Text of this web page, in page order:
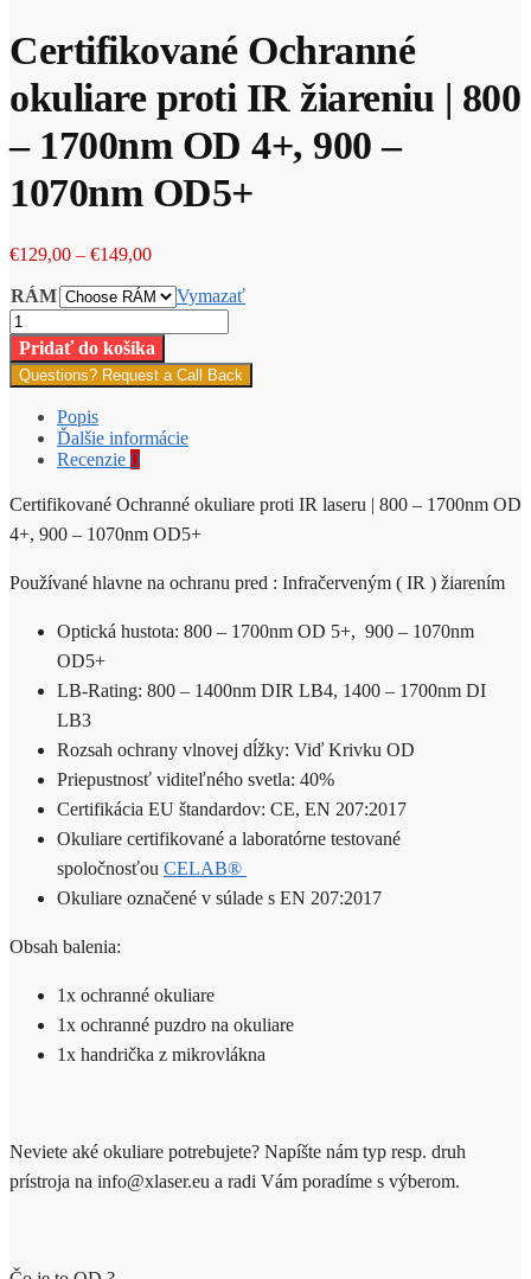
through
Certifikované Ochranné
okuliare proti IR žiareniu | 800
– 1700nm OD 4+, 900 –
1070nm OD5+
€129,00 – €149,00Price
€129,00
through
€149,00
RÁM
Vymazať
množstvo
Certifikované
Ochranné
okuliare
žiareniu
–
1700nm
4+,
900
1070nm
Pridať do košíka
Questions? Request a Call Back
Popis
Ďalšie informácie
Recenzie 0
Certifikované Ochranné okuliare proti IR laseru | 800 – 1700nm OD
4+, 900 – 1070nm OD5+
Používané hlavne na ochranu pred : Infračerveným ( IR ) žiarením
Optická hustota: 800 – 1700nm OD 5+, 900 – 1070nm
OD5+
LB-Rating: 800 – 1400nm DIR LB4, 1400 – 1700nm DI
LB3
Rozsah ochrany vlnovej dĺžky: Viď Krivku OD
Priepustnosť viditeľného svetla: 40%
Certifikácia EU štandardov: CE, EN 207:2017
Okuliare certifikované a laboratórne testované
spoločnosťou CELAB®
Okuliare označené v súlade s EN 207:2017
Obsah balenia:
1x ochranné okuliare
1x ochranné puzdro na okuliare
1x handrička z mikrovlákna
Neviete aké okuliare potrebujete? Napíšte nám typ resp. druh
prístroja na info@xlaser.eu a radi Vám poradíme s výberom.